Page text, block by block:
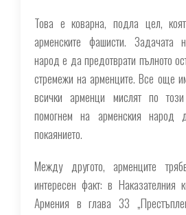
Това е коварна, подла цел,
арменските фашисти. Задачата
народ е да предотврати пълното
стремежи на арменците. Все още
всички арменци мислят по
помогнем на арменския народ
покаянието.
Между другото, арменците
интересен факт: в Наказателния
Армения в глава 33